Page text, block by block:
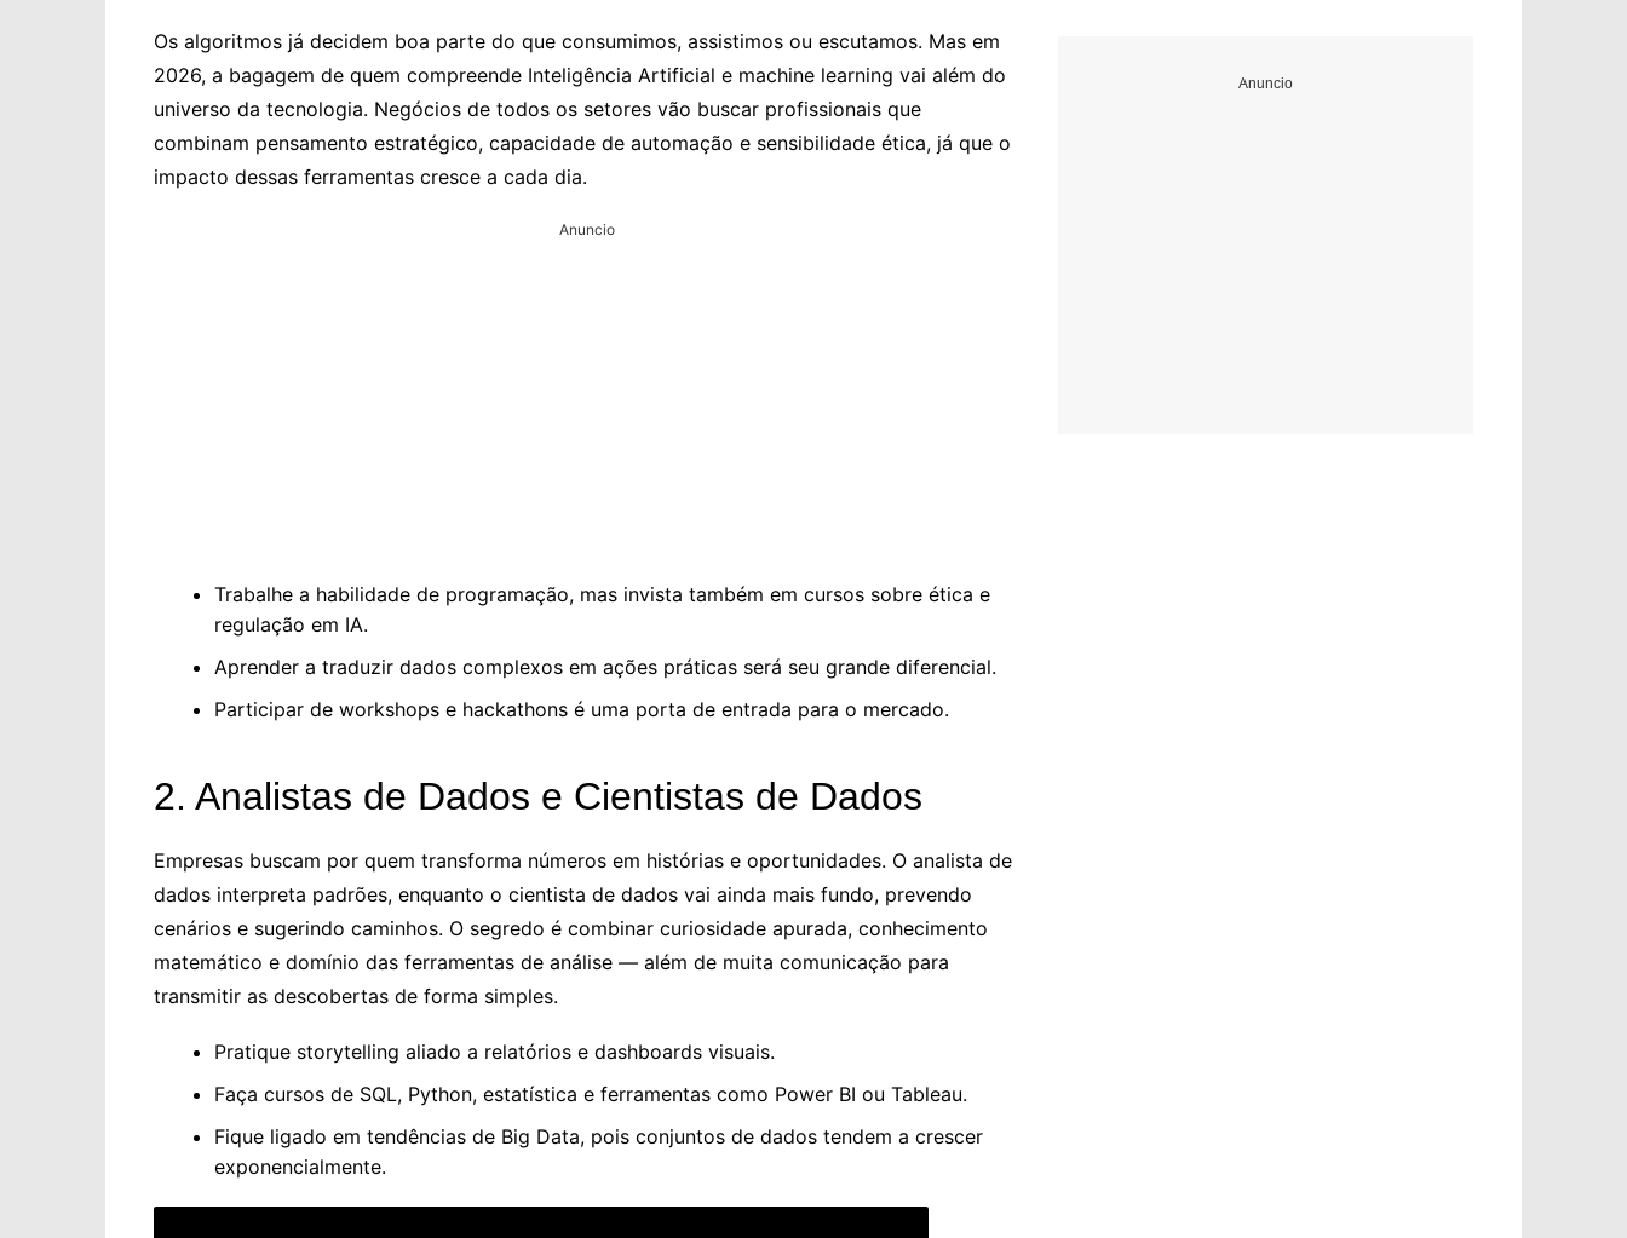
Os algoritmos já decidem boa parte do que consumimos, assistimos ou escutamos. Mas em
2026, a bagagem de quem compreende Inteligência Artificial e machine learning vai além do
universo da tecnologia. Negócios de todos os setores vão buscar profissionais que
combinam pensamento estratégico, capacidade de automação e sensibilidade ética, já que o
impacto dessas ferramentas cresce a cada dia.
Anuncio
Trabalhe a habilidade de programação, mas invista também em cursos sobre ética e
regulação em IA.
Aprender a traduzir dados complexos em ações práticas será seu grande diferencial.
Participar de workshops e hackathons é uma porta de entrada para o mercado.
2. Analistas de Dados e Cientistas de Dados
Empresas buscam por quem transforma números em histórias e oportunidades. O analista de
dados interpreta padrões, enquanto o cientista de dados vai ainda mais fundo, prevendo
cenários e sugerindo caminhos. O segredo é combinar curiosidade apurada, conhecimento
matemático e domínio das ferramentas de análise — além de muita comunicação para
transmitir as descobertas de forma simples.
Pratique storytelling aliado a relatórios e dashboards visuais.
Faça cursos de SQL, Python, estatística e ferramentas como Power BI ou Tableau.
Fique ligado em tendências de Big Data, pois conjuntos de dados tendem a crescer
exponencialmente.
Anuncio